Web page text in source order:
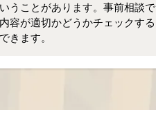
うことがあります。事前相談で
容が適切かどうかチェックする
きます。